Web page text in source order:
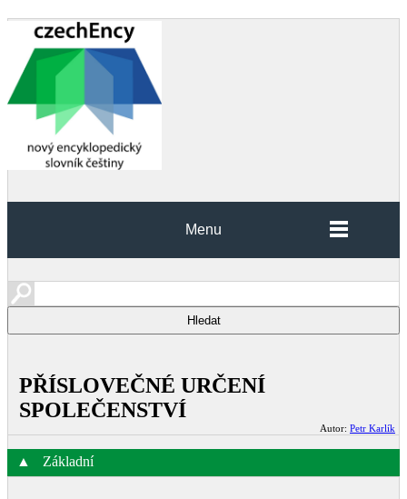
Menu
PŘÍSLOVEČNÉ URČENÍ
SPOLEČENSTVÍ
Autor: Petr Karlík
▲ Základní